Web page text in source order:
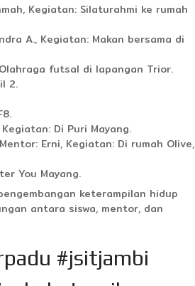
Kegiatan: Silaturahmi ke rumah
A., Kegiatan: Makan bersama di
futsal di lapangan Trior.
2.
Di Puri Mayang.
Erni, Kegiatan: Di rumah Olive,
You Mayang.
keterampilan hidup
antara siswa, mentor, dan
#jsitjambi